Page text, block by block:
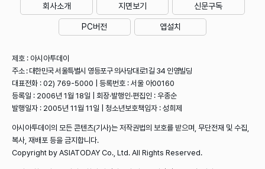
회사소개 지면보기 신문구독
PC버전 앱설치
제호 : 아시아투데이
주소 : 대한민국 서울특별시 영등포구 의사당대로1길 34 인영빌딩
대표전화 : 02) 769-5000 | 등록번호 : 서울 아00160
등록일 : 2006년 1월 18일 | 회장·발행인·편집인 : 우종순
발행일자 : 2005년 11월 11일 | 청소년보호책임자 : 성희제
아시아투데이의 모든 콘텐츠(기사)는 저작권법의 보호를 받으며, 무단전재 및 수집,
복사, 재배포 등을 금지합니다.
Copyright by ASIATODAY Co., Ltd. All Rights Reserved.